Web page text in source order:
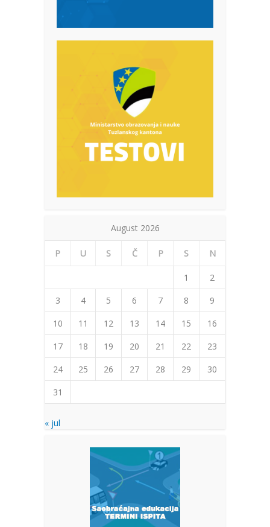
August 2026
P U S Č P S N
1
2
3
4 5 6 7 8
9
10
11 12 13 14 15
16
17
18 19 20 21 22
23
24
25 26 27 28 29
30
31
« jul